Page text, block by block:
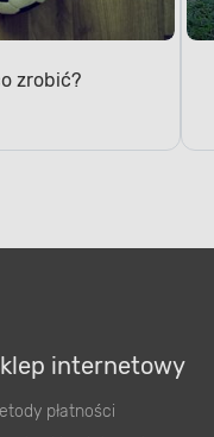
zrobić?
internetowy
płatności